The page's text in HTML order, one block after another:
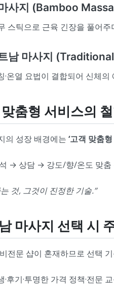
사지 (Bamboo
스틱으로 근육 긴장을 풀어
남 마사지
·온열 요법이 결합되어 신체
춤형 서비스의
의 성장 배경에는 ‘고객 맞춤
석 → 상담 → 강도/향/온도 맞춤
것, 그것이 진정한 기술.”
마사지 선택 시
전문 샵이 혼재하므로 선택
·후기·투명한 가격 정책·전문